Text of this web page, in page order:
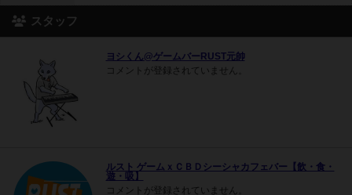
スタッフ
ヨシくん@ゲームバーRUST元帥
コメントが登録されていません。
ルスト ゲームｘＣＢＤシーシャカフェバー【飲・食・
遊・吸】
コメントが登録されていません。